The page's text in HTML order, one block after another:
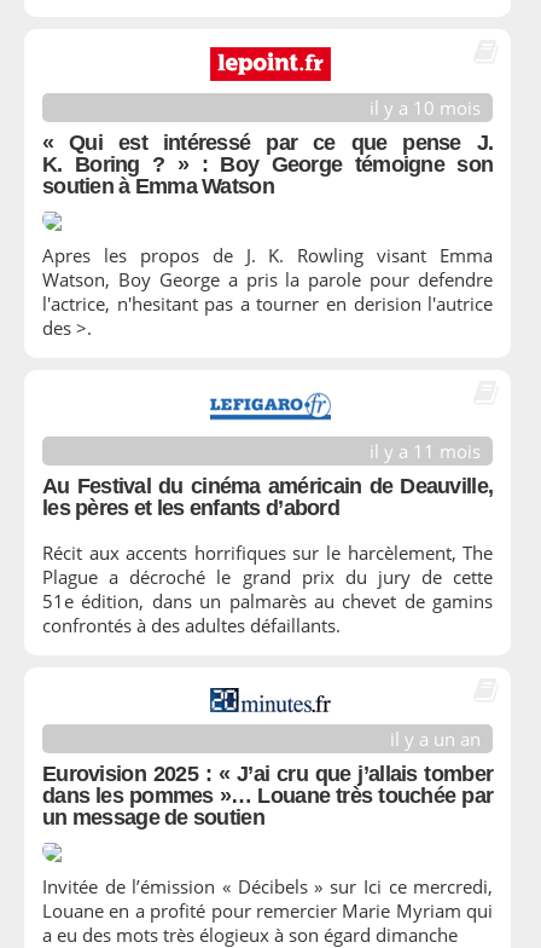
il y a 10 mois
« Qui est intéressé par ce que pense J.
K. Boring ? » : Boy George témoigne son
soutien à Emma Watson
Apres les propos de J. K. Rowling visant Emma
Watson, Boy George a pris la parole pour defendre
l'actrice, n'hesitant pas a tourner en derision l'autrice
des >.
il y a 11 mois
Au Festival du cinéma américain de Deauville,
les pères et les enfants d’abord
Récit aux accents horrifiques sur le harcèlement, The
Plague a décroché le grand prix du jury de cette
51e édition, dans un palmarès au chevet de gamins
confrontés à des adultes défaillants.
il y a un an
Eurovision 2025 : « J’ai cru que j’allais tomber
dans les pommes »… Louane très touchée par
un message de soutien
Invitée de l’émission « Décibels » sur Ici ce mercredi,
Louane en a profité pour remercier Marie Myriam qui
a eu des mots très élogieux à son égard dimanche